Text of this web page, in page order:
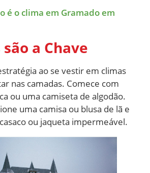
é o clima em Gramado em
a Chave
ao se vestir em climas
nas camadas. Comece com
ou uma camiseta de algodão.
uma camisa ou blusa de lã e
ou jaqueta impermeável.